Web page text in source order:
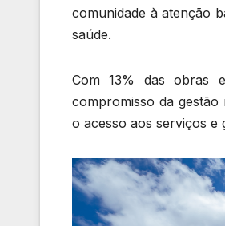
comunidade à atenção
saúde.
Com 13% das obras
compromisso da
o acesso aos serviços e